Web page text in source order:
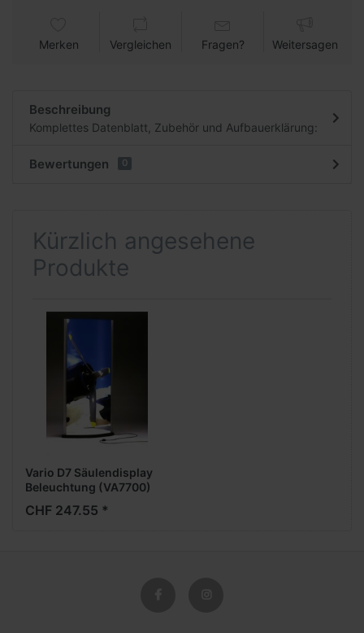
Merken Vergleichen Fragen? Weitersagen
Beschreibung
Komplettes Datenblatt, Zubehör und Aufbauerklärung:
Bewertungen 0
Kürzlich angesehene
Produkte
Vario D7 Säulendisplay
Beleuchtung (VA7700)
CHF 247.55 *